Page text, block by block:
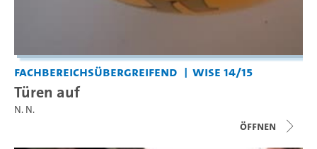
Fachbereichsübergreifend WiSe 14/15
Türen auf
N. N.
Öffnen